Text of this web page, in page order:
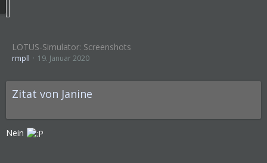
LOTUS-Simulator: Screenshots
rmpll 19. Januar 2020
Zitat von Janine
Nein